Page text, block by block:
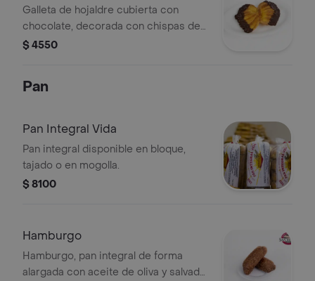
Galleta de hojaldre cubierta con
chocolate, decorada con chispas de
colores.
$ 4550
Pan
Pan Integral Vida
Pan integral disponible en bloque,
tajado o en mogolla.
$ 8100
Hamburgo
Hamburgo, pan integral de forma
alargada con aceite de oliva y salvado